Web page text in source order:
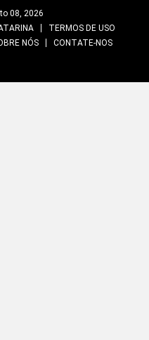
08, 2026
TERMOS DE USO
NÓS CONTATE-NOS